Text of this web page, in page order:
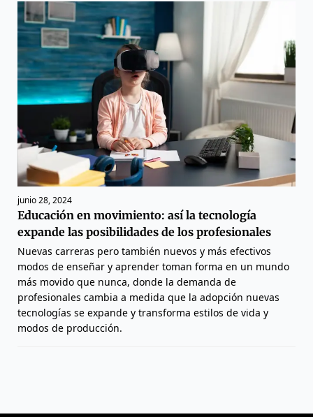
junio 28, 2024
Educación en movimiento: así la tecnología
expande las posibilidades de los profesionales
Nuevas carreras pero también nuevos y más efectivos
modos de enseñar y aprender toman forma en un mundo
más movido que nunca, donde la demanda de
profesionales cambia a medida que la adopción nuevas
tecnologías se expande y transforma estilos de vida y
modos de producción.